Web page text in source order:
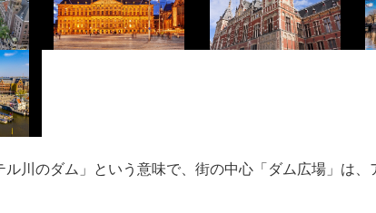
川のダム」という意味で、街の中心「ダム広場」は